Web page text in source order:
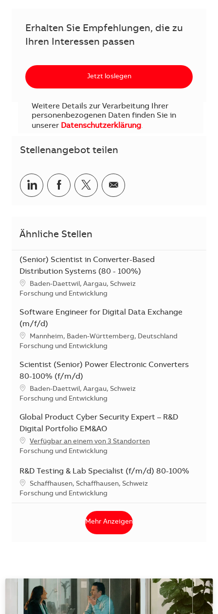
Erhalten Sie Empfehlungen, die zu
Ihren Interessen passen
Jetzt loslegen
Weitere Details zur Verarbeitung Ihrer
personenbezogenen Daten finden Sie in
unserer Datenschutzerklärung.
Stellenangebot teilen
Teilen via LinkedIn
Teilen via Facebook
Teilen via Twitter
Teilen via E-Mail
Ähnliche Stellen
(Senior) Scientist in Converter-Based
Distribution Systems (80 - 100%)
Standort
Baden-Daettwil, Aargau, Schweiz
Kategorie
Forschung und Entwicklung
Software Engineer for Digital Data Exchange
(m/f/d)
Standort
Mannheim, Baden-Württemberg, Deutschland
Kategorie
Forschung und Entwicklung
Scientist (Senior) Power Electronic Converters
80-100% (f/m/d)
Standort
Baden-Daettwil, Aargau, Schweiz
Kategorie
Forschung und Entwicklung
Global Product Cyber Security Expert – R&D
Digital Portfolio EM&AO
Verfügbar an einem von 3 Standorten
Kategorie
Forschung und Entwicklung
R&D Testing & Lab Specialist (f/m/d) 80-100%
Standort
Schaffhausen, Schaffhausen, Schweiz
Kategorie
Forschung und Entwicklung
Mehr Anzeigen